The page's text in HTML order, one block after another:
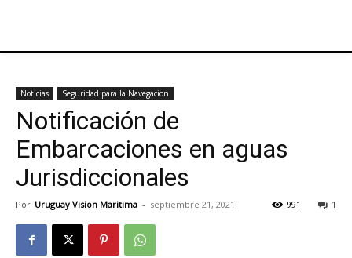
Noticias Seguridad para la Navegacion
Notificación de
Embarcaciones en aguas
Jurisdiccionales
Por Uruguay Vision Maritima - septiembre 21, 2021 1
991